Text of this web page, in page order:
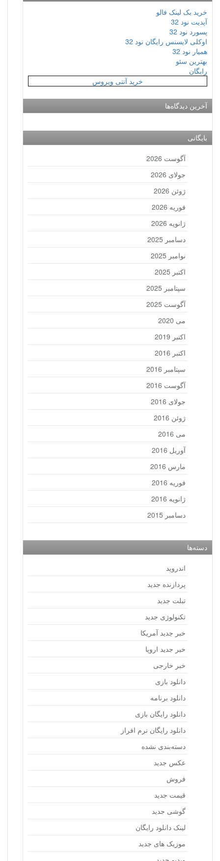
خرید بک لینک فالو
آپدیت نود 32
پسورد نود 32
اوکلی لایسنس رایگان نود 32
همیار نود 32
بهترین سئو
رایگان
خرید آنتی ویروس
آخرین دیدگاه‌ها
بایگانی
آگوست 2026
جولای 2026
ژوئن 2026
فوریه 2026
ژانویه 2026
دسامبر 2025
نوامبر 2025
اکتبر 2025
سپتامبر 2025
آگوست 2025
می 2020
اکتبر 2019
اکتبر 2016
سپتامبر 2016
آگوست 2016
جولای 2016
ژوئن 2016
می 2016
آوریل 2016
مارس 2016
فوریه 2016
ژانویه 2016
دسامبر 2015
دسته‌ها
اندروید
پردازنده جدید
تبلت جدید
تکنولوژی جدید
خبر جدید آمریکا
خبر جدید اروپا
خبر خارجی
دانلود بازی
دانلود برنامه
دانلود رایگان بازی
دانلود رایگان نرم افراز
دسته‌بندی نشده
عکس جدید
فروش
قیمت جدید
گوشی جدید
لینک دانلود رایگان
موزیک های جدید